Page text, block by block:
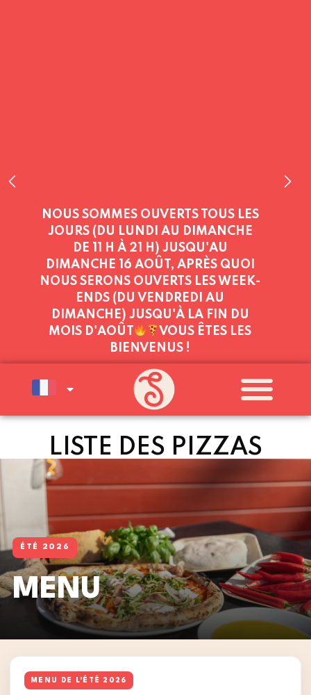
DE 11 H À 21 H) JUSQU'AU
DIMANCHE 16 AOÛT, APRÈS QUOI
NOUS SERONS OUVERTS LES WEEK-
ENDS (DU VENDREDI AU
DIMANCHE) JUSQU'À LA FIN DU
MOIS D'AOÛT
VOUS ÊTES LES
BIENVENUS !
NOUS SOMMES À VOTRE SERVICE
AUJOURD'HUI :
11:00 - 21:00
LISTE DES PIZZAS
ÉTÉ 2026
MENU
MENU DE L'ÉTÉ 2026